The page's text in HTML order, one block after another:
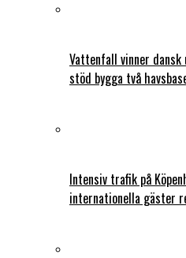
Vattenfall vinner
stöd bygga två
Intensiv trafik på
internationella gäster